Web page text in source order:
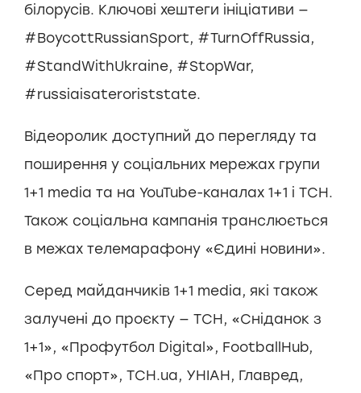
білорусів. Ключові хештеги ініціативи —
#BoycottRussianSport, #TurnOffRussia,
#StandWithUkraine, #StopWar,
#russiaisateroriststate.
Відеоролик доступний до перегляду та
поширення у соціальних мережах групи
1+1 media та на YouTube-каналах 1+1 і ТСН.
Також соціальна кампанія транслюється
в межах телемарафону «Єдині новини».
Серед майданчиків 1+1 media, які також
залучені до проєкту — ТСН, «Сніданок з
1+1», «Профутбол Digital», FootballHub,
«Про спорт», ТСН.ua, УНІАН, Главред,